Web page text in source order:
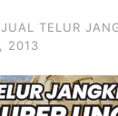
JUAL TELUR
2013